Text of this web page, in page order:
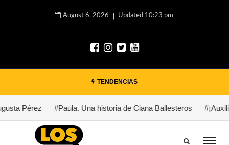
August 6, 2026 Updated 10:23 pm
TENDENCIAS
Pérez #Paula. Una historia de Ciana Ballesteros